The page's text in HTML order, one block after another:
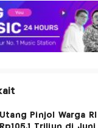
Utang Pinjol Warga